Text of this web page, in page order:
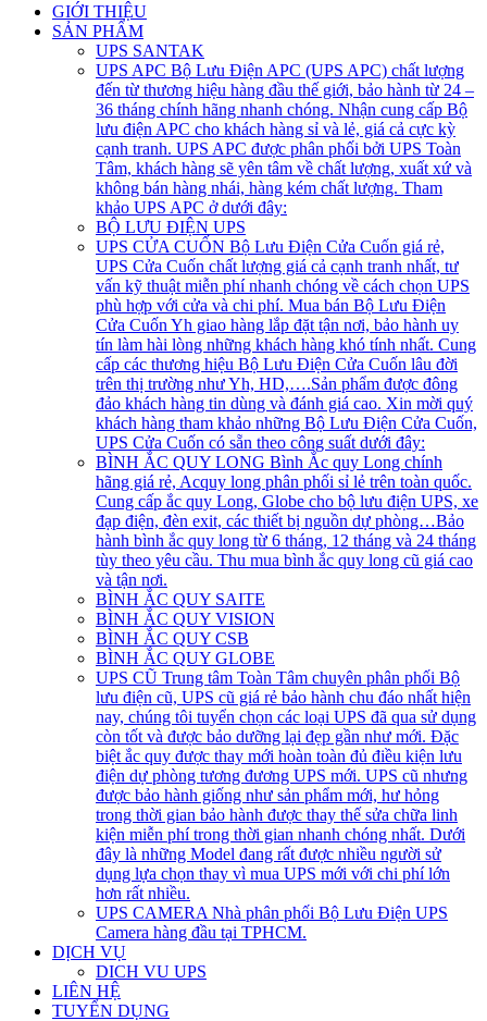
GIỚI THIỆU
SẢN PHẨM
UPS SANTAK
UPS APC Bộ Lưu Điện APC (UPS APC) chất lượng
đến từ thương hiệu hàng đầu thế giới, bảo hành từ 24 –
36 tháng chính hãng nhanh chóng. Nhận cung cấp Bộ
lưu điện APC cho khách hàng sỉ và lẻ, giá cả cực kỳ
cạnh tranh. UPS APC được phân phối bởi UPS Toàn
Tâm, khách hàng sẽ yên tâm về chất lượng, xuất xứ và
không bán hàng nhái, hàng kém chất lượng. Tham
khảo UPS APC ở dưới đây:
BỘ LƯU ĐIỆN UPS
UPS CỬA CUỐN Bộ Lưu Điện Cửa Cuốn giá rẻ,
UPS Cửa Cuốn chất lượng giá cả cạnh tranh nhất, tư
vấn kỹ thuật miễn phí nhanh chóng về cách chọn UPS
phù hợp với cửa và chi phí. Mua bán Bộ Lưu Điện
Cửa Cuốn Yh giao hàng lắp đặt tận nơi, bảo hành uy
tín làm hài lòng những khách hàng khó tính nhất. Cung
cấp các thương hiệu Bộ Lưu Điện Cửa Cuốn lâu đời
trên thị trường như Yh, HD,….Sản phẩm được đông
đảo khách hàng tin dùng và đánh giá cao. Xin mời quý
khách hàng tham khảo những Bộ Lưu Điện Cửa Cuốn,
UPS Cửa Cuốn có sẵn theo công suất dưới đây:
BÌNH ẮC QUY LONG Bình Ắc quy Long chính
hãng giá rẻ, Acquy long phân phối sỉ lẻ trên toàn quốc.
Cung cấp ắc quy Long, Globe cho bộ lưu điện UPS, xe
đạp điện, đèn exit, các thiết bị nguồn dự phòng…Bảo
hành bình ắc quy long từ 6 tháng, 12 tháng và 24 tháng
tùy theo yêu cầu. Thu mua bình ắc quy long cũ giá cao
và tận nơi.
BÌNH ẮC QUY SAITE
BÌNH ẮC QUY VISION
BÌNH ẮC QUY CSB
BÌNH ẮC QUY GLOBE
UPS CŨ Trung tâm Toàn Tâm chuyên phân phối Bộ
lưu điện cũ, UPS cũ giá rẻ bảo hành chu đáo nhất hiện
nay, chúng tôi tuyển chọn các loại UPS đã qua sử dụng
còn tốt và được bảo dưỡng lại đẹp gần như mới. Đặc
biệt ắc quy được thay mới hoàn toàn đủ điều kiện lưu
điện dự phòng tương đương UPS mới. UPS cũ nhưng
được bảo hành giống như sản phẩm mới, hư hỏng
trong thời gian bảo hành được thay thế sửa chữa linh
kiện miễn phí trong thời gian nhanh chóng nhất. Dưới
đây là những Model đang rất được nhiều người sử
dụng lựa chọn thay vì mua UPS mới với chi phí lớn
hơn rất nhiều.
UPS CAMERA Nhà phân phối Bộ Lưu Điện UPS
Camera hàng đầu tại TPHCM.
DỊCH VỤ
DICH VU UPS
LIÊN HỆ
TUYỂN DỤNG